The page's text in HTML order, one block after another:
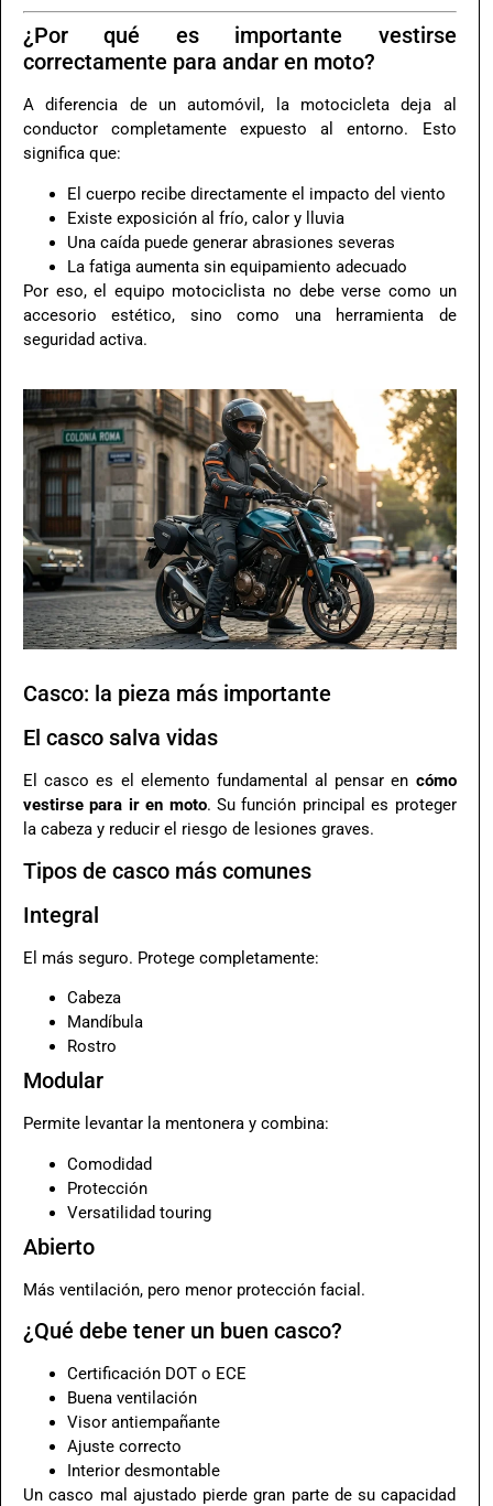
¿Por qué es importante vestirse
correctamente para andar en moto?
A diferencia de un automóvil, la motocicleta deja al
conductor completamente expuesto al entorno. Esto
significa que:
El cuerpo recibe directamente el impacto del viento
Existe exposición al frío, calor y lluvia
Una caída puede generar abrasiones severas
La fatiga aumenta sin equipamiento adecuado
Por eso, el equipo motociclista no debe verse como un
accesorio estético, sino como una herramienta de
seguridad activa.
Casco: la pieza más importante
El casco salva vidas
El casco es el elemento fundamental al pensar en cómo
vestirse para ir en moto. Su función principal es proteger
la cabeza y reducir el riesgo de lesiones graves.
Tipos de casco más comunes
Integral
El más seguro. Protege completamente:
Cabeza
Mandíbula
Rostro
Modular
Permite levantar la mentonera y combina:
Comodidad
Protección
Versatilidad touring
Abierto
Más ventilación, pero menor protección facial.
¿Qué debe tener un buen casco?
Certificación DOT o ECE
Buena ventilación
Visor antiempañante
Ajuste correcto
Interior desmontable
Un casco mal ajustado pierde gran parte de su capacidad